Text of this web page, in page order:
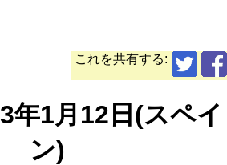
これを共有する:
年1月12日(スペイ
ン)